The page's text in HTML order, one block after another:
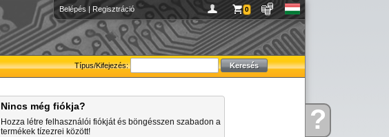
Kérdése?
Belépés | Regisztráció 0
Típus/Kifejezés:
Nincs még fiókja?
Hozza létre felhasználói fiókját és böngésszen szabadon a
termékek tízezrei között!